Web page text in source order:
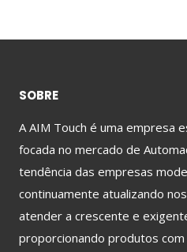
SOBRE
A AIM Touch é uma empresa
focada no mercado de
tendência das empresas
continuamente atualizando
atender a crescente e
proporcionando produtos